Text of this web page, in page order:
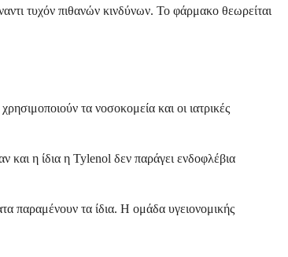
τυχόν πιθανών κινδύνων. Το φάρμακο θεωρείται
τα νοσοκομεία και οι ιατρικές
και η ίδια η Tylenol δεν παράγει ενδοφλέβια
παραμένουν τα ίδια. Η ομάδα υγειονομικής